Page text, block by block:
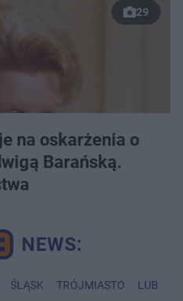
29
na oskarżenia o
Barańską.
ŚLĄSK TRÓJMIASTO LUBLIN